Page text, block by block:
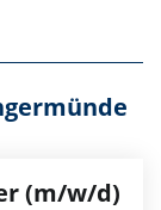
(m/w/d)